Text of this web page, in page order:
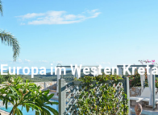
im Westen